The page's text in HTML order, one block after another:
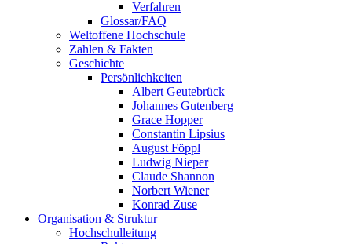
Verfahren
Glossar/FAQ
Weltoffene Hochschule
Zahlen & Fakten
Geschichte
Persönlichkeiten
Albert Geutebrück
Johannes Gutenberg
Grace Hopper
Constantin Lipsius
August Föppl
Ludwig Nieper
Claude Shannon
Norbert Wiener
Konrad Zuse
Organisation & Struktur
Hochschulleitung